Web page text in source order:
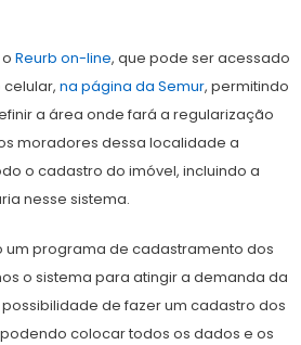
Reurb on-line, que pode ser acessado
na página da Semur, permitindo
a área onde fará a regularização
moradores dessa localidade a
o cadastro do imóvel, incluindo a
nesse sistema.
um programa de cadastramento dos
o sistema para atingir a demanda da
de fazer um cadastro dos
colocar todos os dados e os